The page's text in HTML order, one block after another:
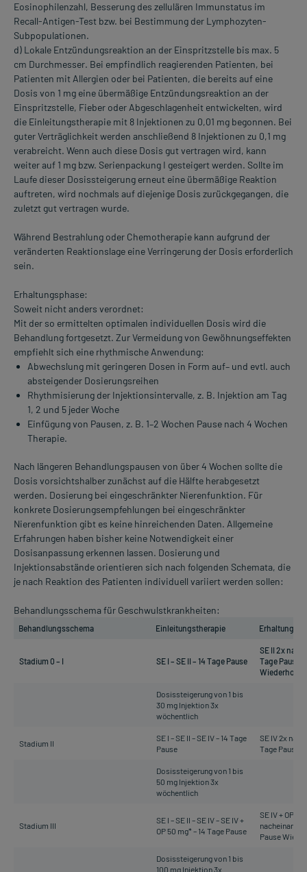
Eosinophilenzahl, Besserung des zellulären Immunstatus im
Recall-Antigen-Test bzw. bei Bestimmung der Lymphozyten-
Subpopulationen.
d) Lokale Entzündungsreaktion an der EinspritzsteIle bis max. 5
cm Durchmesser. Bei empfindlich reagierenden Patienten, bei
Patienten mit Allergien oder bei Patienten, die bereits auf eine
Dosis von 1 mg eine übermäßige Entzündungsreaktion an der
EinspritzsteIle, Fieber oder Abgeschlagenheit entwickelten, wird
die Einleitungstherapie mit 8 Injektionen zu 0,01 mg begonnen. Bei
guter Verträglichkeit werden anschließend 8 Injektionen zu 0,1 mg
verabreicht. Wenn auch diese Dosis gut vertragen wird, kann
weiter auf 1 mg bzw. Serienpackung I gesteigert werden. Sollte im
Laufe dieser Dosissteigerung erneut eine übermäßige Reaktion
auftreten, wird nochmals auf diejenige Dosis zurückgegangen, die
zuletzt gut vertragen wurde.
Während Bestrahlung oder Chemotherapie kann aufgrund der
veränderten Reaktionslage eine Verringerung der Dosis erforderlich
sein.
Erhaltungsphase:
Soweit nicht anders verordnet:
Mit der so ermittelten optimalen individuellen Dosis wird die
Behandlung fortgesetzt. Zur Vermeidung von Gewöhnungseffekten
empfiehlt sich eine rhythmische Anwendung:
Abwechslung mit geringeren Dosen in Form auf– und evtl. auch
absteigender Dosierungsreihen
Rhythmisierung der Injektionsintervalle, z. B. Injektion am Tag
1, 2 und 5 jeder Woche
Einfügung von Pausen, z. B. 1–2 Wochen Pause nach 4 Wochen
Therapie.
Nach längeren Behandlungspausen von über 4 Wochen sollte die
Dosis vorsichtshalber zunächst auf die Hälfte herabgesetzt
werden. Dosierung bei eingeschränkter Nierenfunktion. Für
konkrete Dosierungsempfehlungen bei eingeschränkter
Nierenfunktion gibt es keine hinreichenden Daten. Allgemeine
Erfahrungen haben bisher keine Notwendigkeit einer
Dosisanpassung erkennen lassen. Dosierung und
Injektionsabstände orientieren sich nach folgenden Schemata, die
je nach Reaktion des Patienten individuell variiert werden sollen:
Behandlungsschema für Geschwulstkrankheiten:
Behandlungsschema Einleitungstherapie
Stadium 0 – I SE I – SE II – 14 Tage Pause
SE II 2x
Tage Pause
Dosissteigerung von 1 bis
30 mg Injektion 3x
wöchentlich
Stadium II
SE I – SE II – SE IV – 14 Tage
Pause
SE IV 2x
Tage Pause
Dosissteigerung von 1 bis
50 mg Injektion 3x
wöchentlich
Stadium III
SE I – SE II – SE IV – SE IV +
OP 50 mg* – 14 Tage Pause
SE IV + OP
nacheinander
Pause
Dosissteigerung von 1 bis
100 mg Injektion 3x